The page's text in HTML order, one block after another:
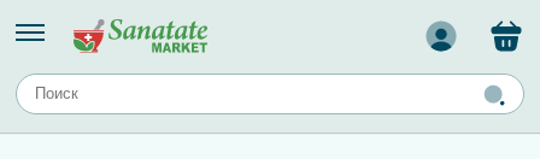
Назад
ТИПЫ КОЖИ